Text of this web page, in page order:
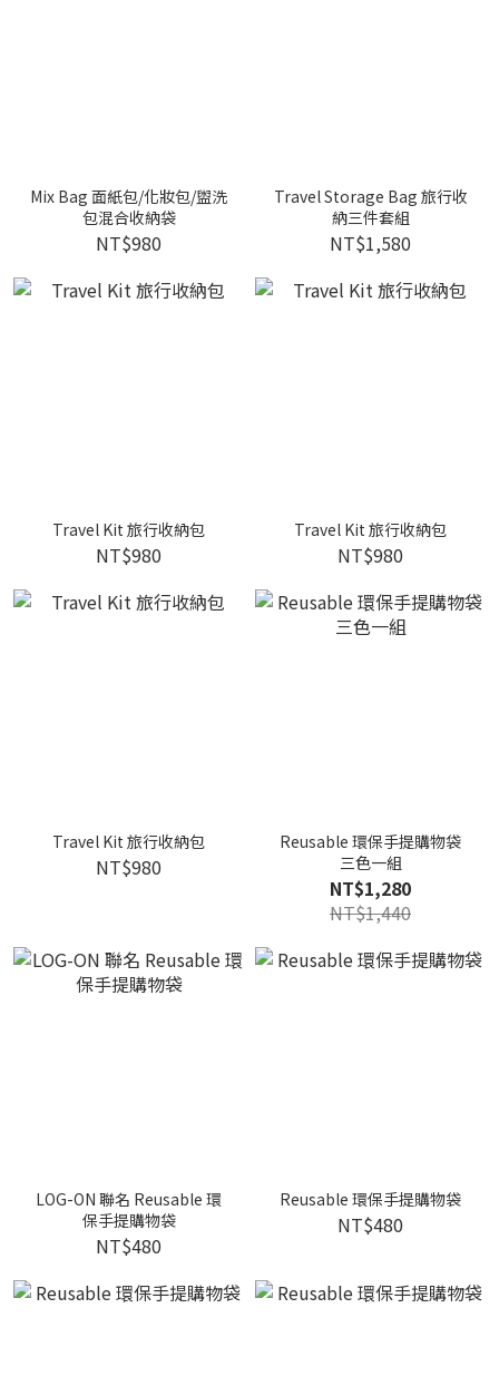
Mix Bag 面紙包/化妝包/盥洗
包混合收納袋
NT$980
Travel Storage Bag 旅行收
納三件套組
NT$1,580
Travel Kit 旅行收納包
NT$980
Travel Kit 旅行收納包
NT$980
Travel Kit 旅行收納包
NT$980
Reusable 環保手提購物袋
三色一組
NT$1,280
NT$1,440
LOG-ON 聯名 Reusable 環
保手提購物袋
NT$480
Reusable 環保手提購物袋
NT$480